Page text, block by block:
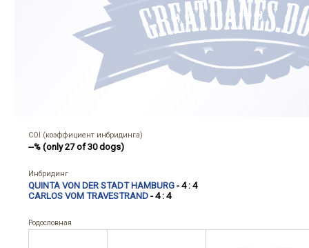
COI (коэффициент инбридинга)
--% (only 27 of 30 dogs)
Инбридинг
QUINTA VON DER STADT HAMBURG - 4 : 4
CARLOS VOM TRAVESTRAND - 4 : 4
Родословная